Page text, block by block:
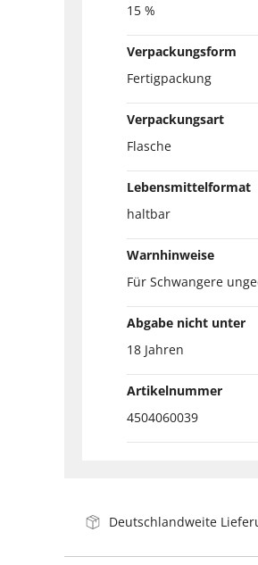
15 %
Verpackungsform
Fertigpackung
Verpackungsart
Flasche
Lebensmittelformat
haltbar
Warnhinweise
Für Schwangere
Abgabe nicht unter
18 Jahren
Artikelnummer
4504060039
Deutschlandweite